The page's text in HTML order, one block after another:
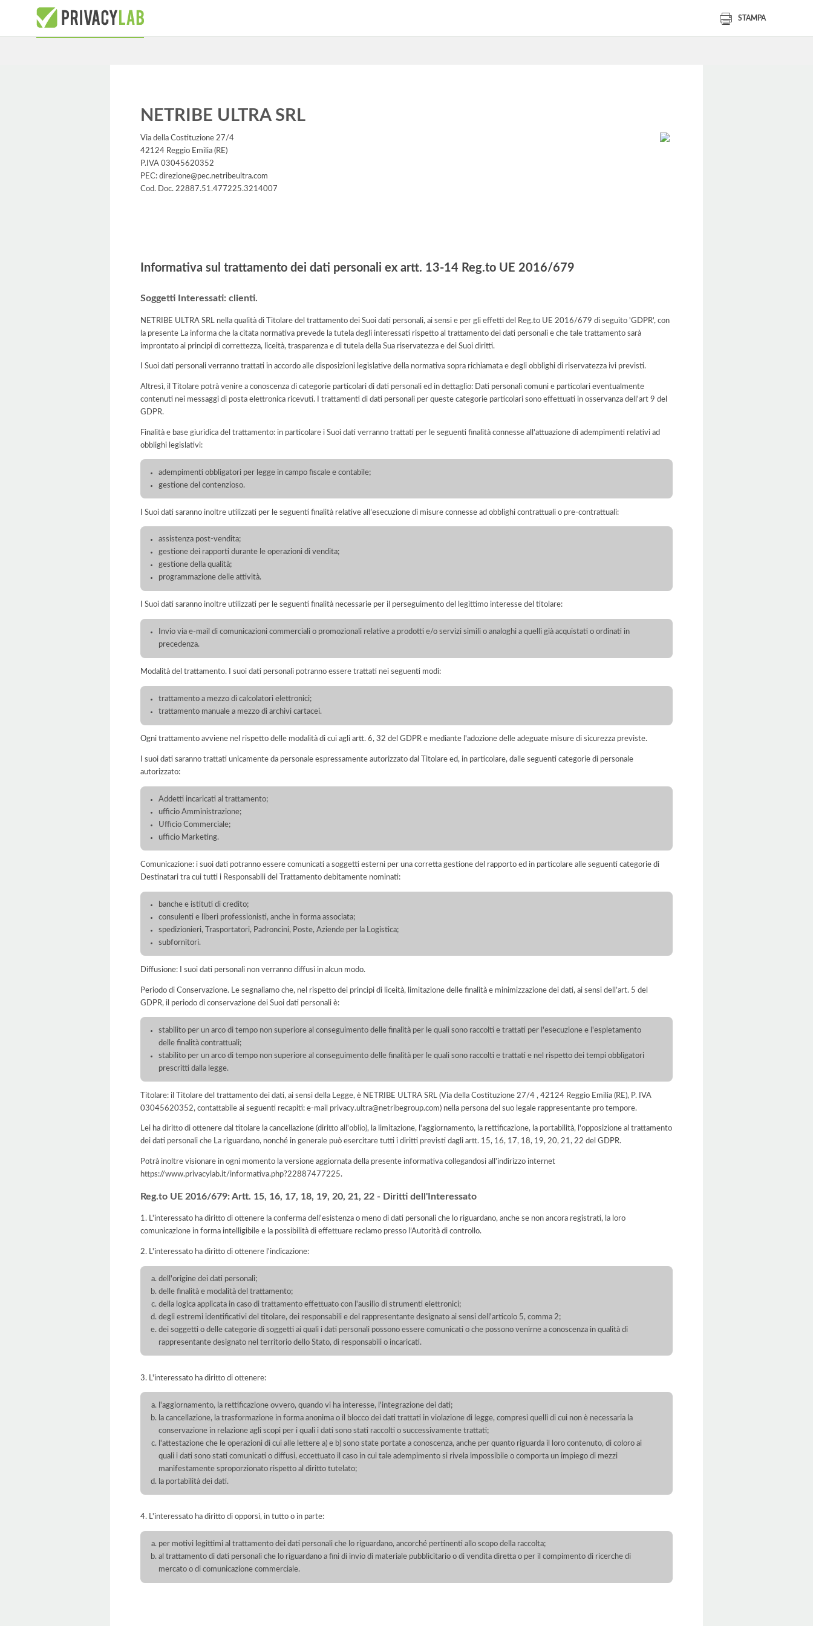
STAMPA
NETRIBE ULTRA SRL
Via della Costituzione 27/4
42124 Reggio Emilia (RE)
P.IVA 03045620352
PEC: direzione@pec.netribeultra.com
Cod. Doc. 22887.51.477225.3214007
Informativa sul trattamento dei dati personali ex artt. 13-14 Reg.to UE 2016/679
Soggetti Interessati: clienti.
NETRIBE ULTRA SRL nella qualità di Titolare del trattamento dei Suoi dati personali, ai sensi e per gli effetti del Reg.to UE 2016/679 di seguito 'GDPR', con
la presente La informa che la citata normativa prevede la tutela degli interessati rispetto al trattamento dei dati personali e che tale trattamento sarà
improntato ai principi di correttezza, liceità, trasparenza e di tutela della Sua riservatezza e dei Suoi diritti.
I Suoi dati personali verranno trattati in accordo alle disposizioni legislative della normativa sopra richiamata e degli obblighi di riservatezza ivi previsti.
Altresì, il Titolare potrà venire a conoscenza di categorie particolari di dati personali ed in dettaglio: Dati personali comuni e particolari eventualmente
contenuti nei messaggi di posta elettronica ricevuti. I trattamenti di dati personali per queste categorie particolari sono effettuati in osservanza dell'art 9 del
GDPR.
Finalità e base giuridica del trattamento: in particolare i Suoi dati verranno trattati per le seguenti finalità connesse all'attuazione di adempimenti relativi ad
obblighi legislativi:
adempimenti obbligatori per legge in campo fiscale e contabile;
gestione del contenzioso.
I Suoi dati saranno inoltre utilizzati per le seguenti finalità relative all’esecuzione di misure connesse ad obblighi contrattuali o pre-contrattuali:
assistenza post-vendita;
gestione dei rapporti durante le operazioni di vendita;
gestione della qualità;
programmazione delle attività.
I Suoi dati saranno inoltre utilizzati per le seguenti finalità necessarie per il perseguimento del legittimo interesse del titolare:
Invio via e-mail di comunicazioni commerciali o promozionali relative a prodotti e/o servizi simili o analoghi a quelli già acquistati o ordinati in
precedenza.
Modalità del trattamento. I suoi dati personali potranno essere trattati nei seguenti modi:
trattamento a mezzo di calcolatori elettronici;
trattamento manuale a mezzo di archivi cartacei.
Ogni trattamento avviene nel rispetto delle modalità di cui agli artt. 6, 32 del GDPR e mediante l'adozione delle adeguate misure di sicurezza previste.
I suoi dati saranno trattati unicamente da personale espressamente autorizzato dal Titolare ed, in particolare, dalle seguenti categorie di personale
autorizzato:
Addetti incaricati al trattamento;
ufficio Amministrazione;
Ufficio Commerciale;
ufficio Marketing.
Comunicazione: i suoi dati potranno essere comunicati a soggetti esterni per una corretta gestione del rapporto ed in particolare alle seguenti categorie di
Destinatari tra cui tutti i Responsabili del Trattamento debitamente nominati:
banche e istituti di credito;
consulenti e liberi professionisti, anche in forma associata;
spedizionieri, Trasportatori, Padroncini, Poste, Aziende per la Logistica;
subfornitori.
Diffusione: I suoi dati personali non verranno diffusi in alcun modo.
Periodo di Conservazione. Le segnaliamo che, nel rispetto dei principi di liceità, limitazione delle finalità e minimizzazione dei dati, ai sensi dell’art. 5 del
GDPR, il periodo di conservazione dei Suoi dati personali è:
stabilito per un arco di tempo non superiore al conseguimento delle finalità per le quali sono raccolti e trattati per l'esecuzione e l'espletamento
delle finalità contrattuali;
stabilito per un arco di tempo non superiore al conseguimento delle finalità per le quali sono raccolti e trattati e nel rispetto dei tempi obbligatori
prescritti dalla legge.
Titolare: il Titolare del trattamento dei dati, ai sensi della Legge, è NETRIBE ULTRA SRL (Via della Costituzione 27/4 , 42124 Reggio Emilia (RE), P. IVA
03045620352, contattabile ai seguenti recapiti: e-mail privacy.ultra@netribegroup.com) nella persona del suo legale rappresentante pro tempore.
Lei ha diritto di ottenere dal titolare la cancellazione (diritto all'oblio), la limitazione, l'aggiornamento, la rettificazione, la portabilità, l'opposizione al trattamento
dei dati personali che La riguardano, nonché in generale può esercitare tutti i diritti previsti dagli artt. 15, 16, 17, 18, 19, 20, 21, 22 del GDPR.
Potrà inoltre visionare in ogni momento la versione aggiornata della presente informativa collegandosi all'indirizzo internet
https://www.privacylab.it/informativa.php?22887477225.
Reg.to UE 2016/679: Artt. 15, 16, 17, 18, 19, 20, 21, 22 - Diritti dell'Interessato
1. L'interessato ha diritto di ottenere la conferma dell'esistenza o meno di dati personali che lo riguardano, anche se non ancora registrati, la loro
comunicazione in forma intelligibile e la possibilità di effettuare reclamo presso l’Autorità di controllo.
2. L'interessato ha diritto di ottenere l'indicazione:
dell'origine dei dati personali;
delle finalità e modalità del trattamento;
della logica applicata in caso di trattamento effettuato con l'ausilio di strumenti elettronici;
degli estremi identificativi del titolare, dei responsabili e del rappresentante designato ai sensi dell'articolo 5, comma 2;
dei soggetti o delle categorie di soggetti ai quali i dati personali possono essere comunicati o che possono venirne a conoscenza in qualità di
rappresentante designato nel territorio dello Stato, di responsabili o incaricati.
3. L'interessato ha diritto di ottenere:
l'aggiornamento, la rettificazione ovvero, quando vi ha interesse, l'integrazione dei dati;
la cancellazione, la trasformazione in forma anonima o il blocco dei dati trattati in violazione di legge, compresi quelli di cui non è necessaria la
conservazione in relazione agli scopi per i quali i dati sono stati raccolti o successivamente trattati;
l'attestazione che le operazioni di cui alle lettere a) e b) sono state portate a conoscenza, anche per quanto riguarda il loro contenuto, di coloro ai
quali i dati sono stati comunicati o diffusi, eccettuato il caso in cui tale adempimento si rivela impossibile o comporta un impiego di mezzi
manifestamente sproporzionato rispetto al diritto tutelato;
la portabilità dei dati.
4. L'interessato ha diritto di opporsi, in tutto o in parte:
per motivi legittimi al trattamento dei dati personali che lo riguardano, ancorché pertinenti allo scopo della raccolta;
al trattamento di dati personali che lo riguardano a fini di invio di materiale pubblicitario o di vendita diretta o per il compimento di ricerche di
mercato o di comunicazione commerciale.